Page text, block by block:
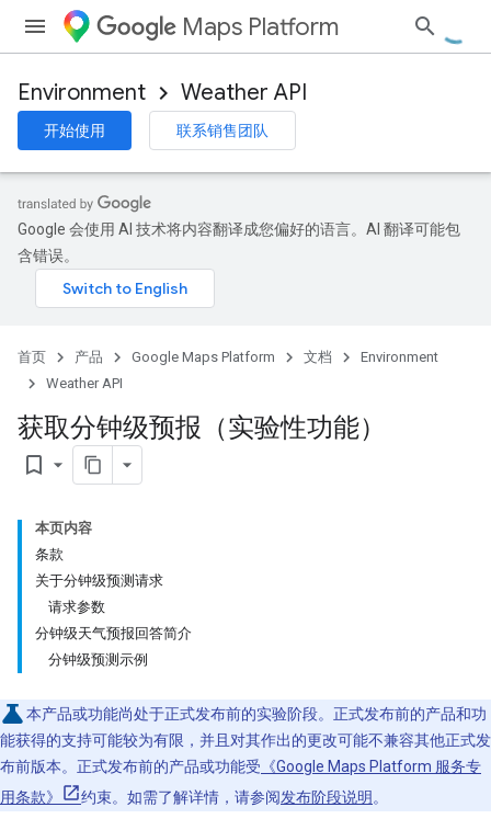
Maps Platform
Environment Weather API
开始使用 联系销售团队
Google 会使用 AI 技术将内容翻译成您偏好的语言。AI 翻译可能包
含错误。
首页 产品 Google Maps Platform 文档
Environment
Weather API
获取分钟级预报（实验性功能）
bookmark_border
本页内容
条款
关于分钟级预测请求
请求参数
分钟级天气预报回答简介
分钟级预测示例
本产品或功能尚处于正式发布前的实验阶段。正式发布前的产品和功
能获得的支持可能较为有限，并且对其作出的更改可能不兼容其他正式发
布前版本。正式发布前的产品或功能受 《Google Maps Platform 服务专
用条款》
约束。如需了解详情，请参阅发布阶段说明 。